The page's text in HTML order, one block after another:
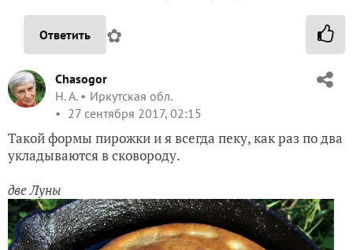
Ответить ✿
Chasogor
Н. А.
Иркутская обл.
27 сентября 2017, 02:15
Такой формы пирожки и я всегда пеку, как раз по два
укладываются в сковороду.
две Луны